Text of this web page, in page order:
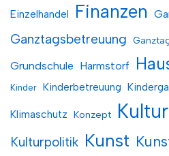
Einzelhandel Finanzen
Ganztagsbetreuung
Grundschule Harmstorf
Kinder Kinderbetreuung
Klimaschutz Konzept Kultur
Kulturpolitik Kunst